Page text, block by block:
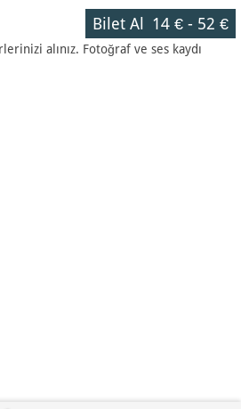
Bilet Al 14 €- 52 €
alınız. Fotoğraf ve ses kaydı